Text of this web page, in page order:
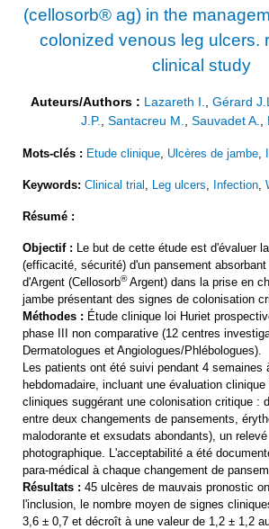
(cellosorb® ag) in the
colonized venous leg ulcers.
clinical study
Auteurs/Authors : Lazareth I. Gérard J.L.
J.P.
Santacreu M. Sauvadet A.
Mots-clés : Etude clinique Ulcères de jambe
Keywords: Clinical trial Leg ulcers Infection
Résumé :
Objectif : Le but de cette étude est d'évaluer
(efficacité, sécurité) d'un pansement
d'Argent (Cellosorb®Argent) dans la prise en
jambe présentant des signes de colonisation
Méthodes : Étude clinique loi Huriet
phase III non comparative (12 centres
Dermatologues et Angiologues/Phlébologues).
Les patients ont été suivi pendant 4 semaines
hebdomadaire, incluant une évaluation
cliniques suggérant une colonisation critique :
entre deux changements de pansements,
malodorante et exsudats abondants), un
photographique. L'acceptabilité a été
para-médical à chaque changement de
Résultats : 45 ulcères de mauvais pronostic
l'inclusion, le nombre moyen de signes
3,6 ± 0,7 et décroît à une valeur de 1,2 ± 1,2